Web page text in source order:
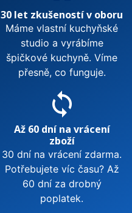
30 let zkušeností v oboru
Máme vlastní kuchyňské
studio a vyrábíme
špičkové kuchyně. Víme
přesně, co funguje.
sync
Až 60 dní na vrácení
zboží
30 dní na vrácení zdarma.
Potřebujete víc času? Až
60 dní za drobný
poplatek.